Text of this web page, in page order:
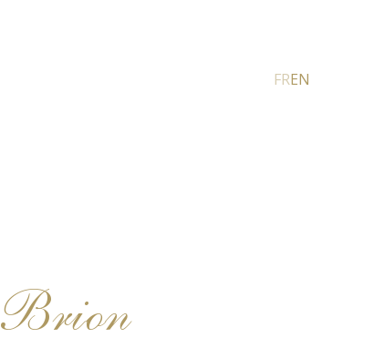
FREN
Brion